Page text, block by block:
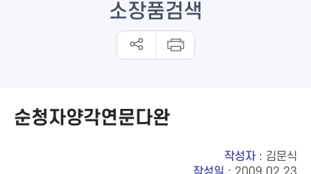
소장품검색
순청자양각연문다완
작성자: 김문식